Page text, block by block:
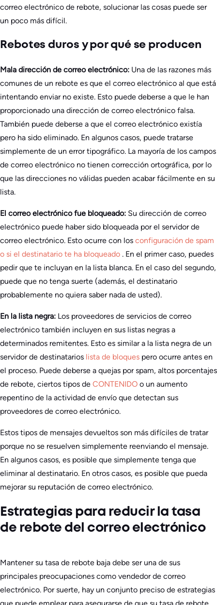
correo electrónico de rebote, solucionar las cosas puede ser
un poco más difícil.
Rebotes duros y por qué se producen
Mala dirección de correo electrónico: Una de las razones más
comunes de un rebote es que el correo electrónico al que está
intentando enviar no existe. Esto puede deberse a que le han
proporcionado una dirección de correo electrónico falsa.
También puede deberse a que el correo electrónico existía
pero ha sido eliminado. En algunos casos, puede tratarse
simplemente de un error tipográfico. La mayoría de los campos
de correo electrónico no tienen corrección ortográfica, por lo
que las direcciones no válidas pueden acabar fácilmente en su
lista.
El correo electrónico fue bloqueado: Su dirección de correo
electrónico puede haber sido bloqueada por el servidor de
correo electrónico. Esto ocurre con los configuración de spam
o si el destinatario te ha bloqueado . En el primer caso, puedes
pedir que te incluyan en la lista blanca. En el caso del segundo,
puede que no tenga suerte (además, el destinatario
probablemente no quiera saber nada de usted).
En la lista negra: Los proveedores de servicios de correo
electrónico también incluyen en sus listas negras a
determinados remitentes. Esto es similar a la lista negra de un
servidor de destinatarios lista de bloques pero ocurre antes en
el proceso. Puede deberse a quejas por spam, altos porcentajes
de rebote, ciertos tipos de CONTENIDO o un aumento
repentino de la actividad de envío que detectan sus
proveedores de correo electrónico.
Estos tipos de mensajes devueltos son más difíciles de tratar
porque no se resuelven simplemente reenviando el mensaje.
En algunos casos, es posible que simplemente tenga que
eliminar al destinatario. En otros casos, es posible que pueda
mejorar su reputación de correo electrónico.
Estrategias para reducir la tasa
de rebote del correo electrónico
Mantener su tasa de rebote baja debe ser una de sus
principales preocupaciones como vendedor de correo
electrónico. Por suerte, hay un conjunto preciso de estrategias